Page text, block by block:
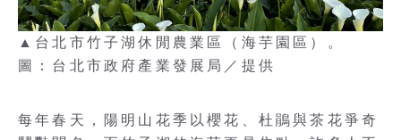
▲台北市竹子湖休閒農業區（海芋園區）。
圖：台北市政府產業發展局／提供
每年春天，陽明山花季以櫻花、杜鵑與茶花爭奇